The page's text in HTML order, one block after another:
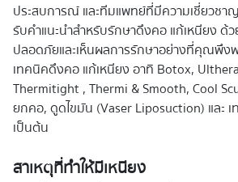
ประสบการณ์ และทีมแพทย์ที่มีความเชี่ยวชา
รับคำแนะนำสำหรับรักษาดึงคอ แก้เหนียง ด้
ปลอดภัยและเห็นผลการรักษาอย่างที่คุณพึง
เทคนิคดึงคอ แก้เหนียง อาทิ Botox,
Thermitight , Thermi & Smooth, Cool
ยกคอ, ดูดไขมัน (Vaser Liposuction) และ
เป็นต้น
สาเหตุที่ทำให้มีเหนียง